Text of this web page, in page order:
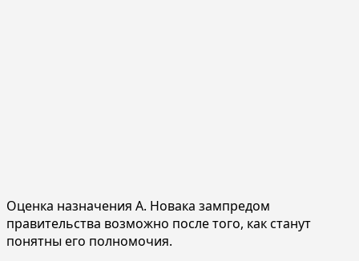
Оценка назначения А. Новака зампредом
правительства возможно после того, как станут
понятны его полномочия.